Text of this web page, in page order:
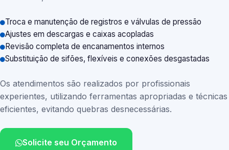
Troca e manutenção de registros e válvulas de pressão
Ajustes em descargas e caixas acopladas
Revisão completa de encanamentos internos
Substituição de sifões, flexíveis e conexões desgastadas
Os atendimentos são realizados por profissionais
experientes, utilizando ferramentas apropriadas e técnicas
eficientes, evitando quebras desnecessárias.
Solicite seu Orçamento